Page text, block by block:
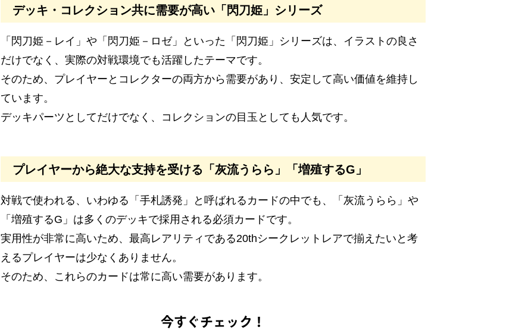
デッキ・コレクション共に需要が高い「閃刀姫」シリーズ
「閃刀姫－レイ」や「閃刀姫－ロゼ」といった「閃刀姫」シリーズは、イラストの良さ
だけでなく、実際の対戦環境でも活躍したテーマです。
そのため、プレイヤーとコレクターの両方から需要があり、安定して高い価値を維持し
ています。
デッキパーツとしてだけでなく、コレクションの目玉としても人気です。
プレイヤーから絶大な支持を受ける「灰流うらら」「増殖するG」
対戦で使われる、いわゆる「手札誘発」と呼ばれるカードの中でも、「灰流うらら」や
「増殖するG」は多くのデッキで採用される必須カードです。
実用性が非常に高いため、最高レアリティである20thシークレットレアで揃えたいと考
えるプレイヤーは少なくありません。
そのため、これらのカードは常に高い需要があります。
今すぐチェック！